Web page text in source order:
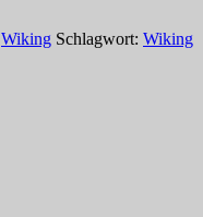
Wiking Schlagwort: Wiking